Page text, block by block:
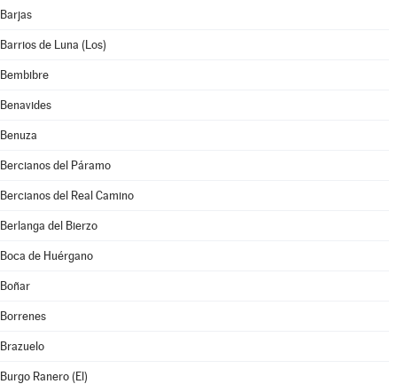
Barjas
Barrios de Luna (Los)
Bembibre
Benavides
Benuza
Bercianos del Páramo
Bercianos del Real Camino
Berlanga del Bierzo
Boca de Huérgano
Boñar
Borrenes
Brazuelo
Burgo Ranero (El)